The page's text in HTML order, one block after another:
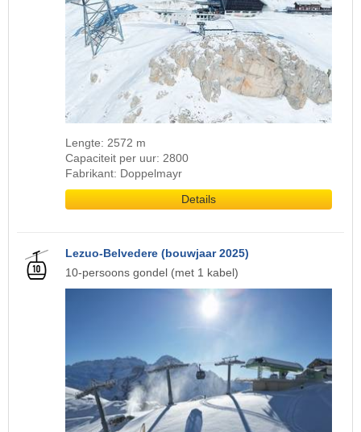
Lengte: 2572 m
Capaciteit per uur: 2800
Fabrikant: Doppelmayr
Details
Lezuo-Belvedere (bouwjaar 2025)
10-persoons gondel (met 1 kabel)